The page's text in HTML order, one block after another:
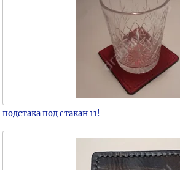
подстака под стакан 11!